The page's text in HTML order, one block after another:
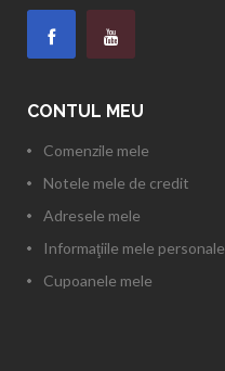
CONTUL MEU
Comenzile mele
Notele mele de credit
Adresele mele
Informaţiile mele personale
Cupoanele mele